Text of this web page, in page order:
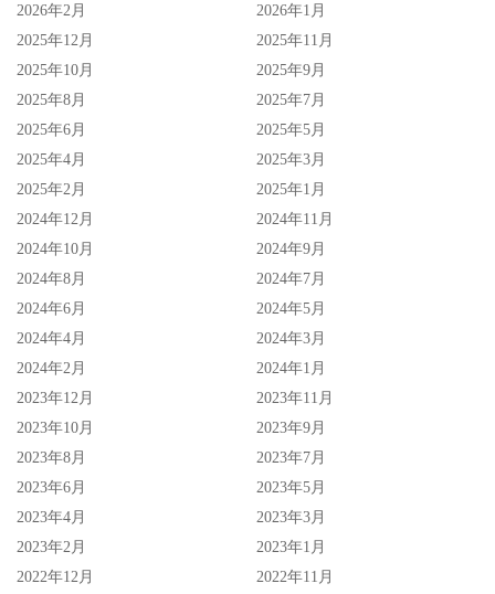
2026年2月
2026年1月
2025年12月
2025年11月
2025年10月
2025年9月
2025年8月
2025年7月
2025年6月
2025年5月
2025年4月
2025年3月
2025年2月
2025年1月
2024年12月
2024年11月
2024年10月
2024年9月
2024年8月
2024年7月
2024年6月
2024年5月
2024年4月
2024年3月
2024年2月
2024年1月
2023年12月
2023年11月
2023年10月
2023年9月
2023年8月
2023年7月
2023年6月
2023年5月
2023年4月
2023年3月
2023年2月
2023年1月
2022年12月
2022年11月